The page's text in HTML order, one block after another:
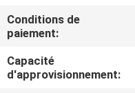
CONTACTEZ-
NOUS
NOUVELLES
Conditions de
paiement:
Capacité
d'approvisionnement: